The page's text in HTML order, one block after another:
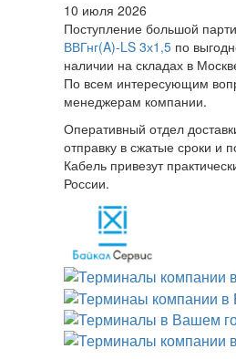
10 июля 2026
Поступление большой
ВВГнг(A)-LS 3х1,5 по
наличии на складах в
По всем интересующим
менеджерам компании.
Оперативный отдел
отправку в сжатые сроки и
Кабель привезут
России.